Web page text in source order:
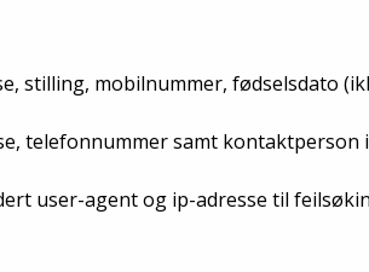
stilling, mobilnummer, fødselsdato
telefonnummer samt kontaktperson
user-agent og ip-adresse til